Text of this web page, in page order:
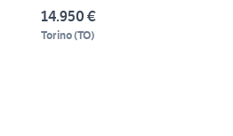
14.950 €
Torino(TO)